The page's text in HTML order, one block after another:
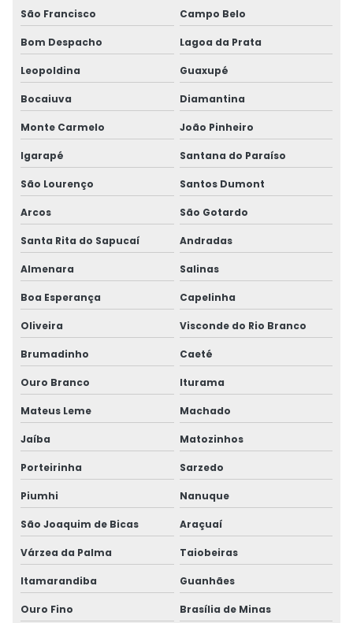
São Francisco Campo Belo
Bom Despacho Lagoa da Prata
Leopoldina Guaxupé
Bocaiuva Diamantina
Monte Carmelo João Pinheiro
Igarapé Santana do Paraíso
São Lourenço Santos Dumont
Arcos São Gotardo
Santa Rita do Sapucaí Andradas
Almenara Salinas
Boa Esperança Capelinha
Oliveira Visconde do Rio Branco
Brumadinho Caeté
Ouro Branco Iturama
Mateus Leme Machado
Jaíba Matozinhos
Porteirinha Sarzedo
Piumhi Nanuque
São Joaquim de Bicas Araçuaí
Várzea da Palma Taiobeiras
Itamarandiba Guanhães
Ouro Fino Brasília de Minas